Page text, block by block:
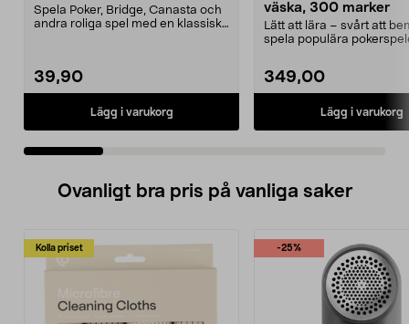
Spela Poker, Bridge, Canasta och
andra roliga spel med en klassisk
39,90
Lägg i varukorg
väska, 300 marker
Lätt att lära – svårt att
spela populära
349,00
Lägg i varukorg
Ovanligt bra pris på vanliga saker
Kolla priset -25%